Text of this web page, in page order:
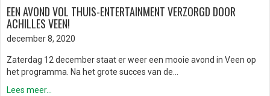
EEN AVOND VOL THUIS-ENTERTAINMENT VERZORGD DOOR
ACHILLES VEEN!
december 8, 2020
Zaterdag 12 december staat er weer een mooie avond in Veen op
het programma. Na het grote succes van de…
Lees meer...